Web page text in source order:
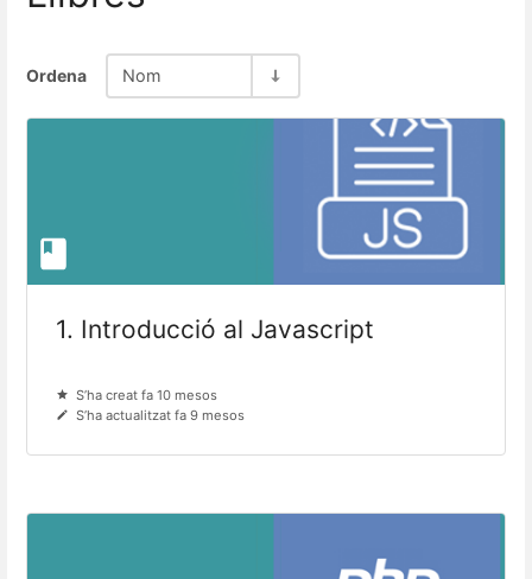
Ordena Nom
1. Introducció al Javascript
S’ha creat fa 10 mesos
S’ha actualitzat fa 9 mesos